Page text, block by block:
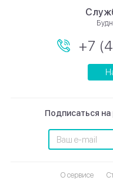
Подписаться
+7
О сервисе